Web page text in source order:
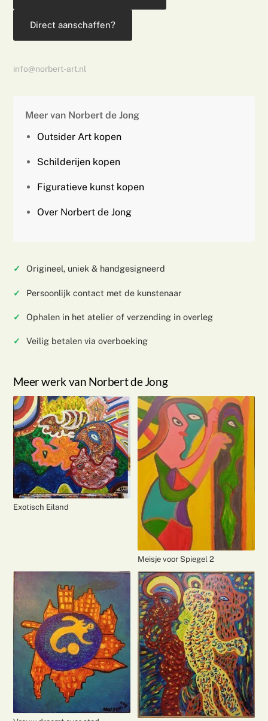
Direct aanschaffen?
info@norbert-art.nl
Meer van Norbert de Jong
Outsider Art kopen
Schilderijen kopen
Figuratieve kunst kopen
Over Norbert de Jong
Origineel, uniek & handgesigneerd
Persoonlijk contact met de kunstenaar
Ophalen in het atelier of verzending in overleg
Veilig betalen via overboeking
Meer werk van Norbert de Jong
Exotisch Eiland
Meisje voor Spiegel 2